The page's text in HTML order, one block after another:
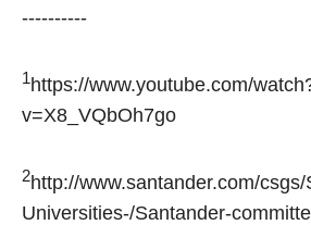
----------
1https://www.youtube.com/
v=X8_VQbOh7go
2http://www.santander.com/
Universities-/Santander-